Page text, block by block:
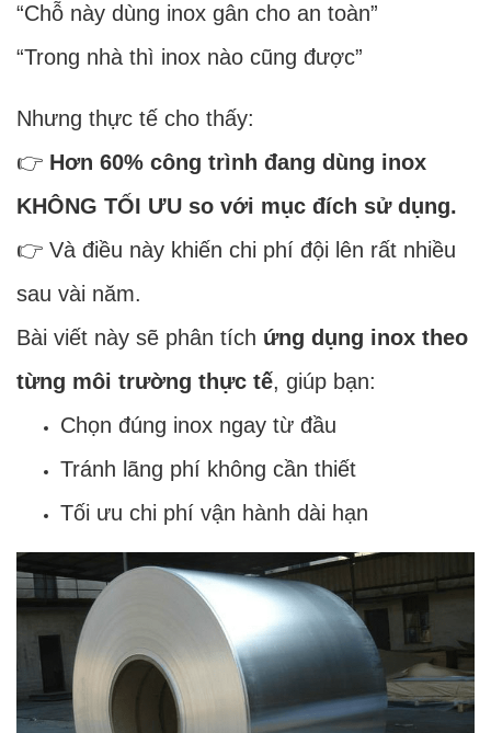
“Chỗ này dùng inox gân cho an toàn”
“Trong nhà thì inox nào cũng được”
Nhưng thực tế cho thấy:
👉 Hơn 60% công trình đang dùng inox
KHÔNG TỐI ƯU so với mục đích sử dụng.
👉 Và điều này khiến chi phí đội lên rất nhiều
sau vài năm.
Bài viết này sẽ phân tích ứng dụng inox theo
từng môi trường thực tế, giúp bạn:
Chọn đúng inox ngay từ đầu
Tránh lãng phí không cần thiết
Tối ưu chi phí vận hành dài hạn